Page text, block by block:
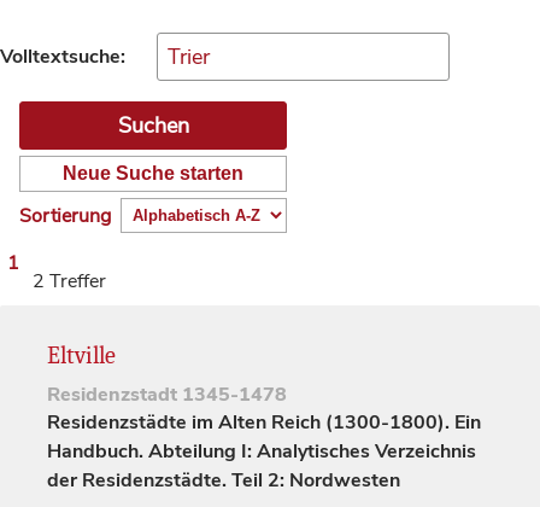
Volltextsuche:
Neue Suche starten
Sortierung
1
2 Treffer
Eltville
Residenzstadt 1345-1478
Residenzstädte im Alten Reich (1300-1800). Ein
Handbuch. Abteilung I: Analytisches Verzeichnis
der Residenzstädte. Teil 2: Nordwesten